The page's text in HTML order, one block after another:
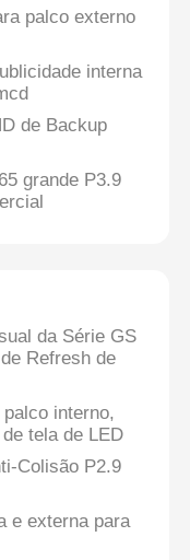
palco externo
interna
de Backup
grande P3.9
da Série GS
Refresh de
interno,
tela de LED
Colisão P2.9
e externa para